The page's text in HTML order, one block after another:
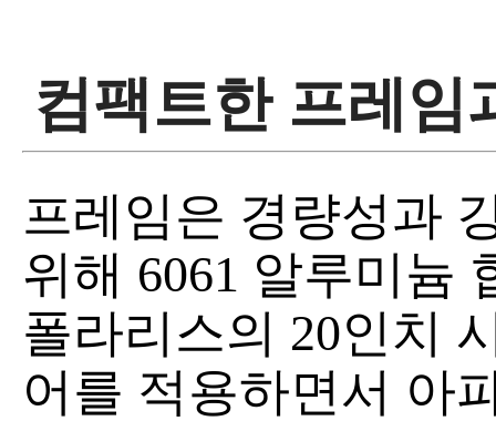
컴팩트한 프레임
프레임은 경량성과
위해 6061 알루미늄
폴라리스의 20인치
어를 적용하면서 아